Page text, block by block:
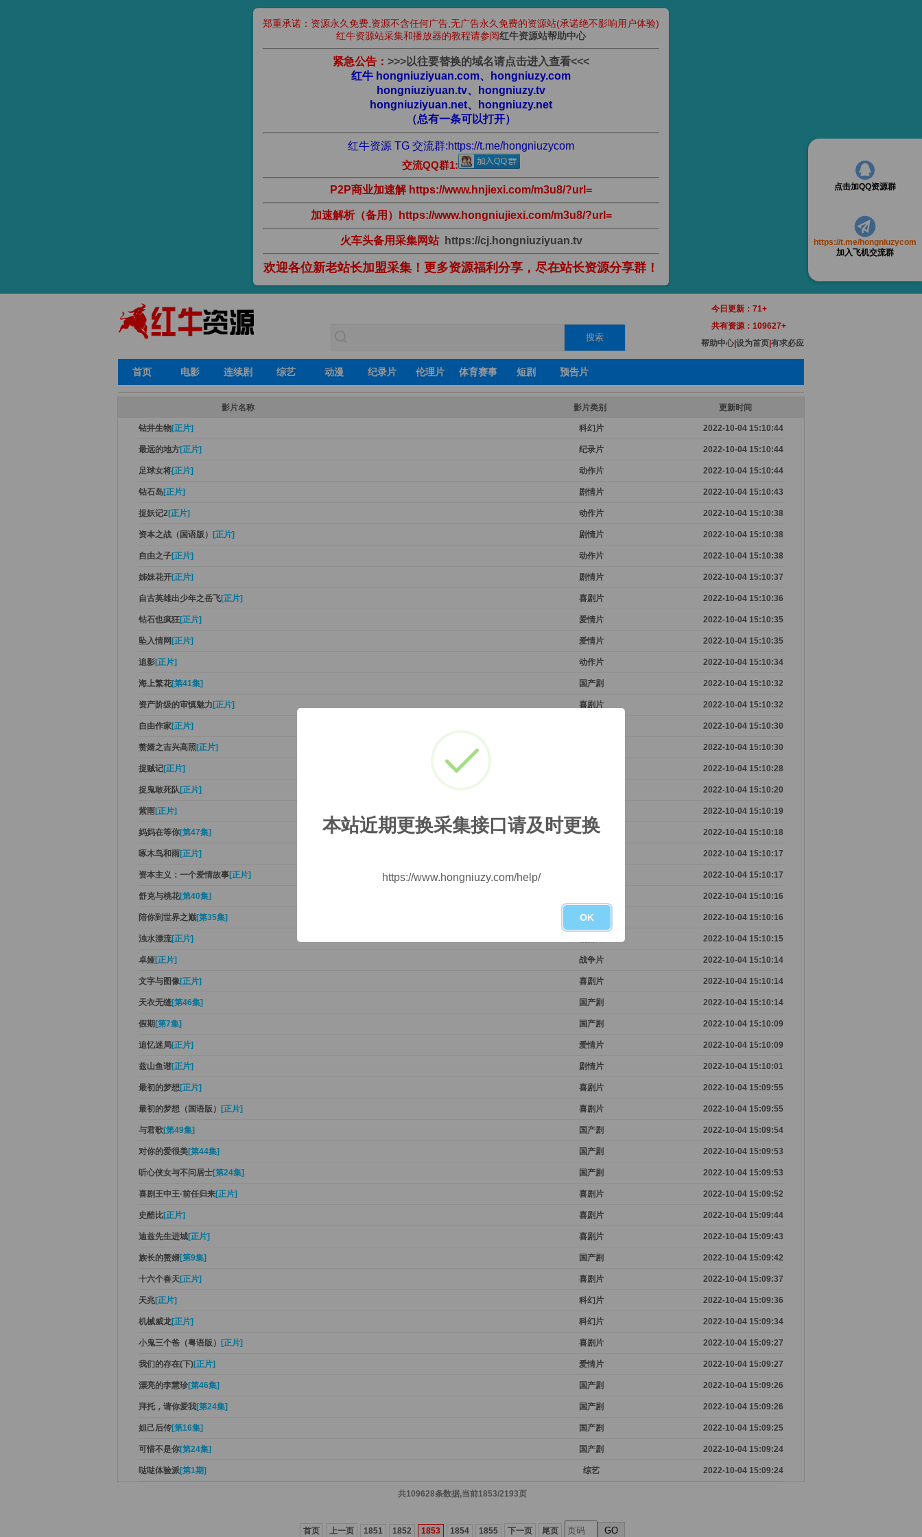
郑重承诺：资源永久免费,资源不含任何广告,无广告永久免费的资源站(承诺绝不影响用户体验)
红牛资源站采集和播放器的教程请参阅红牛资源站帮助中心
紧急公告： >>>以往要替换的域名请点击进入查看<<<
红牛 hongniuziyuan.com、hongniuzy.com
hongniuziyuan.tv、hongniuzy.tv
hongniuziyuan.net、hongniuzy.net
（总有一条可以打开）
红牛资源 TG 交流群:https://t.me/hongniuzycom
交流QQ群1:
P2P商业加速解 https://www.hnjiexi.com/m3u8/?url=
加速解析（备用）https://www.hongniujiexi.com/m3u8/?url=
火车头备用采集网站https://cj.hongniuziyuan.tv
欢迎各位新老站长加盟采集！更多资源福利分享，尽在站长资源分享群！
今日更新： 71+
共有资源： 109627+
帮助中心 设为首页 有求必应
首页 电影 连续剧 综艺 动漫 纪录片 伦理片 体育赛事 短剧 预告片
影片名称 影片类别 更新时间
钻井生物[正片] 科幻片 2022-10-04 15:10:44
最远的地方[正片] 纪录片 2022-10-04 15:10:44
足球女将[正片] 动作片 2022-10-04 15:10:44
钻石岛 [正片] 剧情片 2022-10-04 15:10:43
捉妖记2 [正片] 动作片 2022-10-04 15:10:38
资本之战（国语版） [正片] 剧情片 2022-10-04 15:10:38
自由之子[正片] 动作片 2022-10-04 15:10:38
姊妹花开[正片] 剧情片 2022-10-04 15:10:37
自古英雄出少年之岳飞[正片] 喜剧片 2022-10-04 15:10:36
钻石也疯狂[正片] 爱情片 2022-10-04 15:10:35
坠入情网 [正片] 爱情片 2022-10-04 15:10:35
追影[正片] 动作片 2022-10-04 15:10:34
海上繁花[第41集] 国产剧 2022-10-04 15:10:32
资产阶级的审慎魅力 [正片] 喜剧片 2022-10-04 15:10:32
自由作家[正片] 2022-10-04 15:10:30
赘婿之吉兴高照 [正片] 2022-10-04 15:10:30
捉贼记[正片] 2022-10-04 15:10:28
捉鬼敢死队 [正片] 2022-10-04 15:10:20
紫雨[正片] 2022-10-04 15:10:19
妈妈在等你[第47集] 国产剧 2022-10-04 15:10:18
啄木鸟和雨[正片] 2022-10-04 15:10:17
资本主义：一个爱情故事[正片] 2022-10-04 15:10:17
舒克与桃花[第40集] 2022-10-04 15:10:16
陪你到世界之巅[第35集] 国产剧 2022-10-04 15:10:16
浊水漂流[正片] 2022-10-04 15:10:15
卓娅[正片] 战争片 2022-10-04 15:10:14
文字与图像[正片] 喜剧片 2022-10-04 15:10:14
天衣无缝[第46集] 国产剧 2022-10-04 15:10:14
假期 [第7集] 国产剧 2022-10-04 15:10:09
追忆迷局[正片] 爱情片 2022-10-04 15:10:09
兹山鱼谱[正片] 剧情片 2022-10-04 15:10:01
最初的梦想[正片] 喜剧片 2022-10-04 15:09:55
最初的梦想（国语版） [正片] 喜剧片 2022-10-04 15:09:55
与君歌[第49集] 国产剧 2022-10-04 15:09:54
对你的爱很美[第44集] 国产剧 2022-10-04 15:09:53
听心侠女与不问居士[第24集] 国产剧 2022-10-04 15:09:53
喜剧王中王·前任归来[正片] 喜剧片 2022-10-04 15:09:52
史酷比[正片] 喜剧片 2022-10-04 15:09:44
迪兹先生进城[正片] 喜剧片 2022-10-04 15:09:43
族长的赘婿[第9集] 国产剧 2022-10-04 15:09:42
十六个春天[正片] 喜剧片 2022-10-04 15:09:37
天兆[正片] 科幻片 2022-10-04 15:09:36
机械威龙[正片] 科幻片 2022-10-04 15:09:34
小鬼三个爸（粤语版） [正片] 喜剧片 2022-10-04 15:09:27
我们的存在(下)[正片] 爱情片 2022-10-04 15:09:27
漂亮的李慧珍[第46集] 国产剧 2022-10-04 15:09:26
拜托，请你爱我[第24集] 国产剧 2022-10-04 15:09:26
妲己后传[第16集] 国产剧 2022-10-04 15:09:25
可惜不是你[第24集] 国产剧 2022-10-04 15:09:24
哒哒体验派[第1期] 综艺 2022-10-04 15:09:24
共109628条数据,当前1853/2193页
首页 上一页 1851 1852 1853 1854 1855 下一页 尾页 GO
点击加QQ资源群
https://t.me/hongniuzycom
加入飞机交流群
本站近期更换采集接口请及时更换
https://www.hongniuzy.com/help/
OK